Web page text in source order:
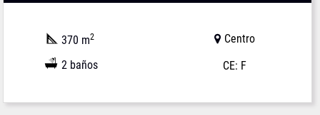
370 m2
2 baños
Centro
CE: F